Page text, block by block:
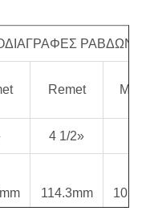
ΡΑΒΔΩΝ
Remet
4 1/2»
114.3mm